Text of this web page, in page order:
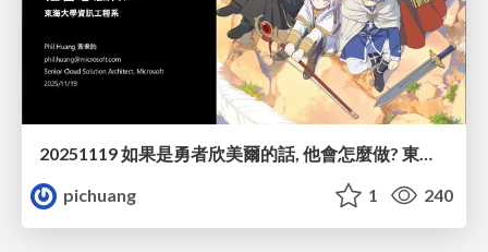
20251119 如果是勇者欣美爾的話, 他會怎麼做? 東海資工
pichuang
1 240